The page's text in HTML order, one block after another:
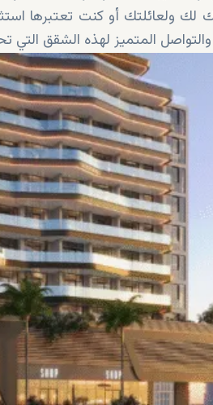
ولعائلتك أو كنت تعتبرها
المتميز لهذه الشقق